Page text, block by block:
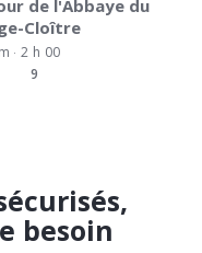
de l'Abbaye du
Cloître
2 h 00
9
besoin